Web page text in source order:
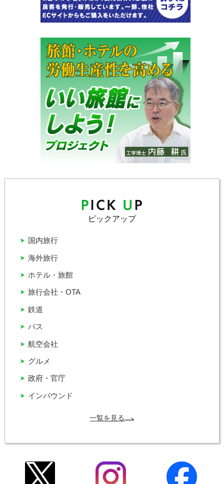
ピックアップ
インバウンド
グルメ
バス
ホテル・旅館
国内旅行
政府・官庁
旅行会社・OTA
海外旅行
航空会社
鉄道
一覧を見る